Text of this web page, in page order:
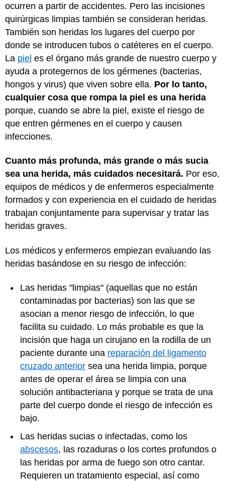
ocurren a partir de accidentes. Pero las incisiones
quirúrgicas limpias también se consideran heridas.
También son heridas los lugares del cuerpo por
donde se introducen tubos o catéteres en el cuerpo.
La piel es el órgano más grande de nuestro cuerpo y
ayuda a protegernos de los gérmenes (bacterias,
hongos y virus) que viven sobre ella. Por lo tanto,
cualquier cosa que rompa la piel es una herida
porque, cuando se abre la piel, existe el riesgo de
que entren gérmenes en el cuerpo y causen
infecciones.
Cuanto más profunda, más grande o más sucia
sea una herida, más cuidados necesitará. Por eso,
equipos de médicos y de enfermeros especialmente
formados y con experiencia en el cuidado de heridas
trabajan conjuntamente para supervisar y tratar las
heridas graves.
Los médicos y enfermeros empiezan evaluando las
heridas basándose en su riesgo de infección:
Las heridas "limpias" (aquellas que no están
contaminadas por bacterias) son las que se
asocian a menor riesgo de infección, lo que
facilita su cuidado. Lo más probable es que la
incisión que haga un cirujano en la rodilla de un
paciente durante una reparación del ligamento
cruzado anterior sea una herida limpia, porque
antes de operar el área se limpia con una
solución antibacteriana y porque se trata de una
parte del cuerpo donde el riesgo de infección es
bajo.
Las heridas sucias o infectadas, como los
abscesos, las rozaduras o los cortes profundos o
las heridas por arma de fuego son otro cantar.
Requieren un tratamiento especial, así como